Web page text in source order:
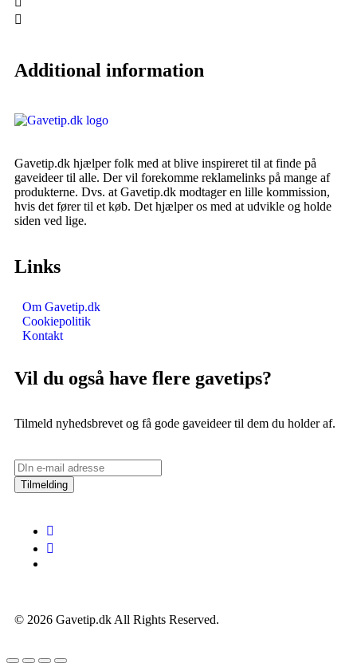
Additional information
Gavetip.dk hjælper folk med at blive inspireret til at finde på
gaveideer til alle. Der vil forekomme reklamelinks på mange af
produkterne. Dvs. at Gavetip.dk modtager en lille kommission,
hvis det fører til et køb. Det hjælper os med at udvikle og holde
siden ved lige.
Links
Om Gavetip.dk
Cookiepolitik
Kontakt
Vil du også have flere gavetips?
Tilmeld nyhedsbrevet og få gode gaveideer til dem du holder af.
Tilmelding
© 2026 Gavetip.dk All Rights Reserved.